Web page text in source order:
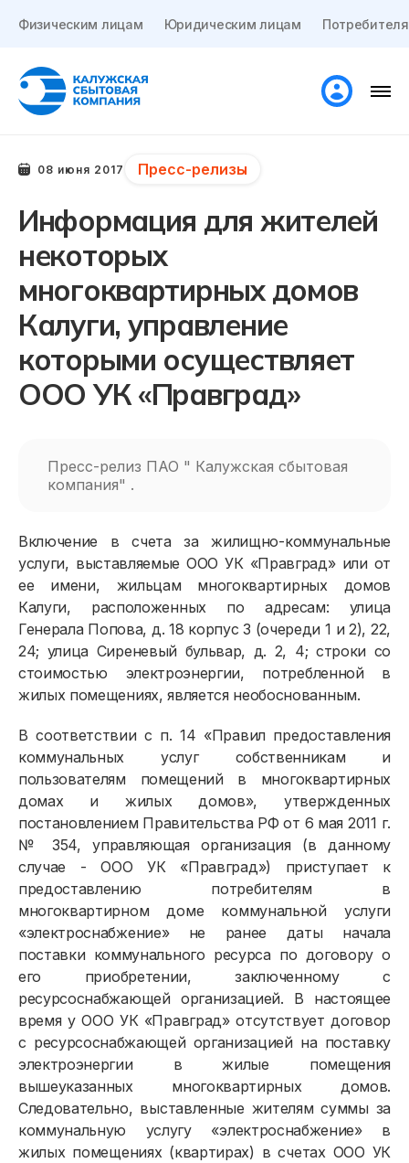
Физическим лицам Юридическим лицам
08 июня 2017 Пресс-релизы
Информация для жителей
некоторых
многоквартирных домов
Калуги, управление
которыми осуществляет
ООО УК «Правград»
Пресс-релиз ПАО " Калужская сбытовая
компания" .
Включение в счета за жилищно-коммунальные
услуги, выставляемые ООО УК «Правград» или от
ее имени, жильцам многоквартирных домов
Калуги, расположенных по адресам: улица
Генерала Попова, д. 18 корпус 3 (очереди 1 и 2), 22,
24; улица Сиреневый бульвар, д. 2, 4; строки со
стоимостью электроэнергии, потребленной в
жилых помещениях, является необоснованным.
В соответствии с п. 14 «Правил предоставления
коммунальных услуг собственникам и
пользователям помещений в многоквартирных
домах и жилых домов», утвержденных
постановлением Правительства РФ от 6 мая 2011 г.
№ 354, управляющая организация (в данному
случае - ООО УК «Правград») приступает к
предоставлению потребителям в
многоквартирном доме коммунальной услуги
«электроснабжение» не ранее даты начала
поставки коммунального ресурса по договору о
его приобретении, заключенному с
ресурсоснабжающей организацией. В настоящее
время у ООО УК «Правград» отсутствует договор
с ресурсоснабжающей организацией на поставку
электроэнергии в жилые помещения
вышеуказанных многоквартирных домов.
Следовательно, выставленные жителям суммы за
коммунальную услугу «электроснабжение» в
жилых помещениях (квартирах) в счетах ООО УК
Физическим лицам
Договор энергоснабжения
Расчёты и оплата
Приборы учёта и показания
Должникам
Онлайн-сервисы
Полезное